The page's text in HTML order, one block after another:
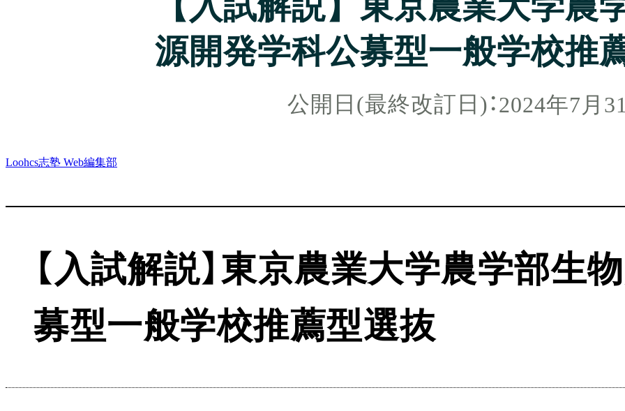
源開発学科公募型一般学校推
2024年7月
Loohcs志塾 Web編集部
【入試解説】東京農業大学農学部生
募型一般学校推薦型選抜